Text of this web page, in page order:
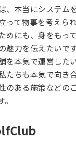
、本当にシステム
って物事を考えら
めにも、身をもっ
魅力を伝えたいです
を本気で運営した
たちも本気で向き
のある施策などの